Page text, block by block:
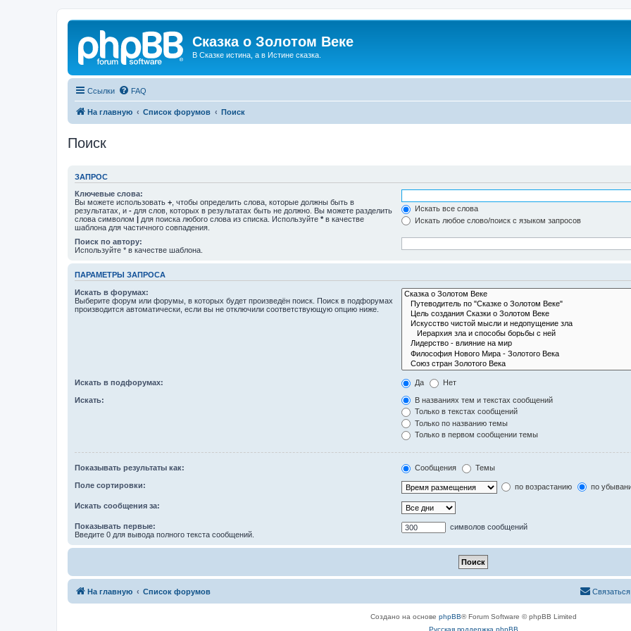
Сказка о Золотом Веке
В Сказке истина, а в Истине сказка.
Ссылки FAQ
На главную Список форумов Поиск
Поиск
ЗАПРОС
Ключевые слова:
Вы можете использовать + , чтобы определить слова, которые должны быть в
результатах, и - для слов, которых в результатах быть не должно. Вы можете разделить
слова символом | для поиска любого слова из списка. Используйте * в качестве
шаблона для частичного совпадения.
Искать все слова
Искать любое слово/поиск с языком запросов
Поиск по автору:
Используйте * в качестве шаблона.
ПАРАМЕТРЫ ЗАПРОСА
Искать в форумах:
Выберите форум или форумы, в которых будет произведён поиск. Поиск в подфорумах
производится автоматически, если вы не отключили соответствующую опцию ниже.
Искать в подфорумах: Да Нет
Искать:
В названиях тем и текстах сообщений
Только в текстах сообщений
Только по названию темы
Только в первом сообщении темы
Показывать результаты как: Сообщения Темы
Поле сортировки: по возрастанию по
Искать сообщения за:
Показывать первые:
Введите 0 для вывода полного текста сообщений.
символов сообщений
На главную Список форумов
Создано на основе phpBB® Forum Software © phpBB Limited
Русская поддержка phpBB